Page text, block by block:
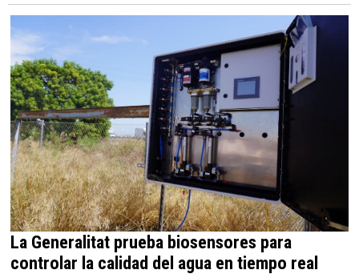
La Generalitat prueba biosensores para
controlar la calidad del agua en tiempo real